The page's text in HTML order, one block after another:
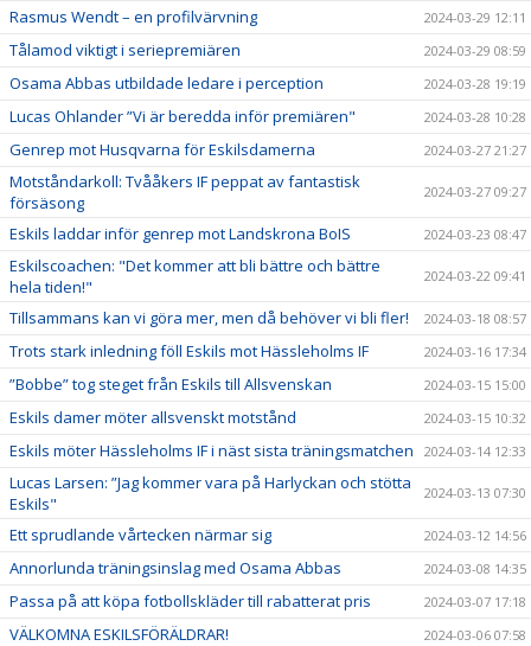
Rasmus Wendt – en profilvärvning 2024-03-29 12:11
Tålamod viktigt i seriepremiären 2024-03-29 08:59
Osama Abbas utbildade ledare i perception 2024-03-28 19:19
Lucas Ohlander ”Vi är beredda inför premiären" 2024-03-28 10:28
Genrep mot Husqvarna för Eskilsdamerna 2024-03-27 21:27
Motståndarkoll: Tvååkers IF peppat av fantastisk
försäsong
2024-03-27 09:27
Eskils laddar inför genrep mot Landskrona BoIS 2024-03-23 08:47
Eskilscoachen: "Det kommer att bli bättre och bättre
hela tiden!"
2024-03-22 09:41
Tillsammans kan vi göra mer, men då behöver vi bli fler! 2024-03-18 08:57
Trots stark inledning föll Eskils mot Hässleholms IF 2024-03-16 17:34
”Bobbe” tog steget från Eskils till Allsvenskan 2024-03-15 15:00
Eskils damer möter allsvenskt motstånd 2024-03-15 10:32
Eskils möter Hässleholms IF i näst sista träningsmatchen 2024-03-14 12:33
Lucas Larsen: ”Jag kommer vara på Harlyckan och stötta
Eskils"
2024-03-13 07:30
Ett sprudlande vårtecken närmar sig 2024-03-12 14:56
Annorlunda träningsinslag med Osama Abbas 2024-03-08 14:35
Passa på att köpa fotbollskläder till rabatterat pris 2024-03-07 17:18
VÄLKOMNA ESKILSFÖRÄLDRAR! 2024-03-06 07:58